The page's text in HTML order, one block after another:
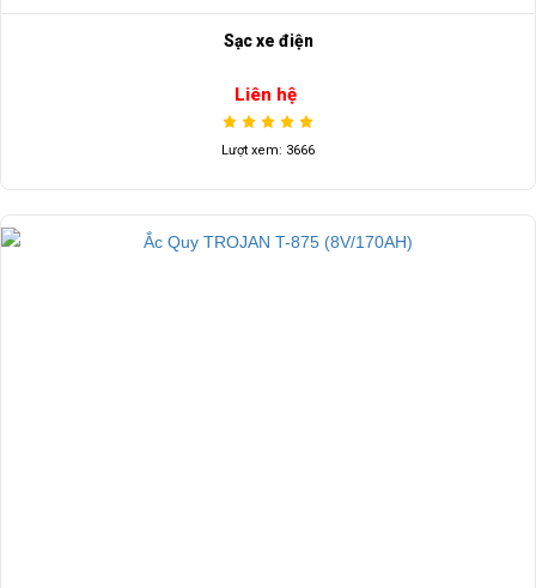
Sạc xe điện
Liên hệ
Lượt xem: 3666